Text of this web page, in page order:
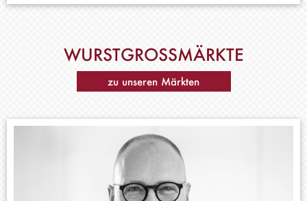
WURSTGROSSMÄRKTE
zu unseren Märkten